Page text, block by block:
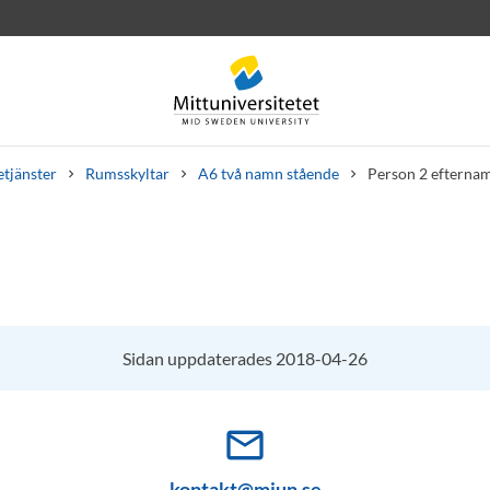
Rumsskyltar A6 två namn stående Person 2
Sidan uppdaterades 2018-04-26
mail_outline